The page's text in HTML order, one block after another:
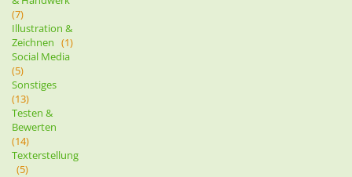
(7)
Illustration &
Zeichnen (1)
Social Media
(5)
Sonstiges
(13)
Testen &
Bewerten
(14)
Texterstellung
(5)